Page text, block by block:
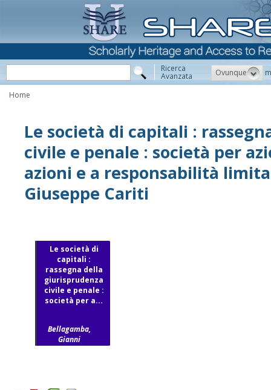
Ricerca
Avanzata Ovunque
Home
Le società di capitali :
civile e penale : società per
azioni e a responsabilità
Giuseppe Cariti
Le società di
capitali :
rassegna della
giurisprudenza
civile e penale :
società per a...
Bellagamba,
Gianni